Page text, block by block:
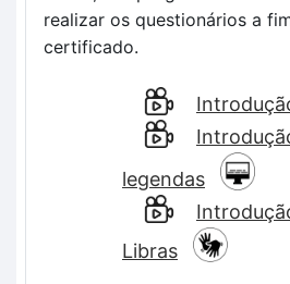
realizar os questionários a
certificado.
legendas
Libras